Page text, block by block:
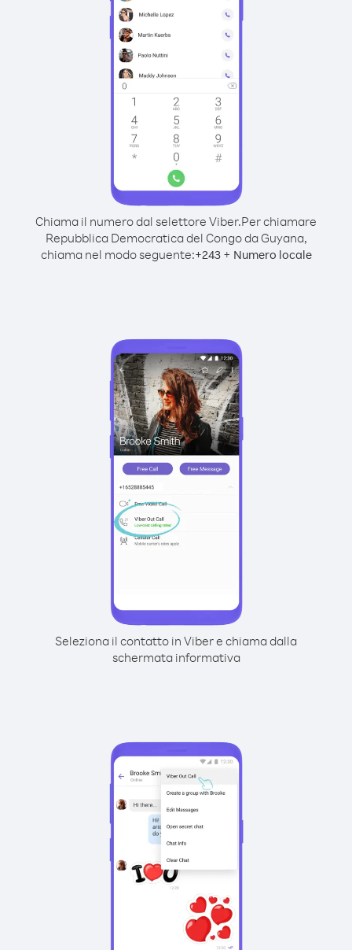
Chiama il numero dal selettore Viber.Per chiamare
Repubblica Democratica del Congo da Guyana,
chiama nel modo seguente:+243+ Numero locale
Seleziona il contatto in Viber e chiama dalla
schermata informativa